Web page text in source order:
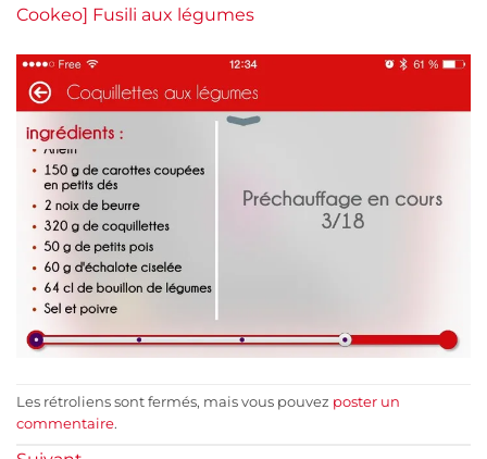
Cookeo] Fusili aux légumes
Les rétroliens sont fermés, mais vous pouvez poster un
commentaire.